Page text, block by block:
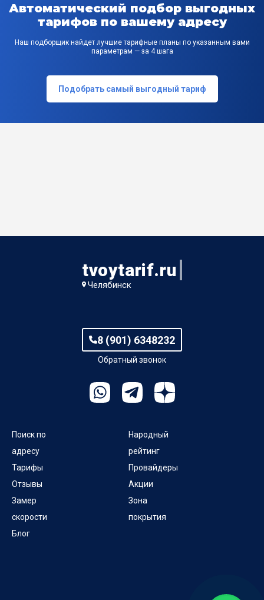
Автоматический подбор выгодных
тарифов по вашему адресу
Наш подборщик найдет лучшие тарифные планы по указанным вами
параметрам — за 4 шага
Подобрать самый выгодный тариф
tvoytarif.ru
Челябинск
8 (901) 6348232
Обратный звонок
Поиск по
адресу
Тарифы
Отзывы
Замер
скорости
Блог
Народный
рейтинг
Провайдеры
Акции
Зона
покрытия